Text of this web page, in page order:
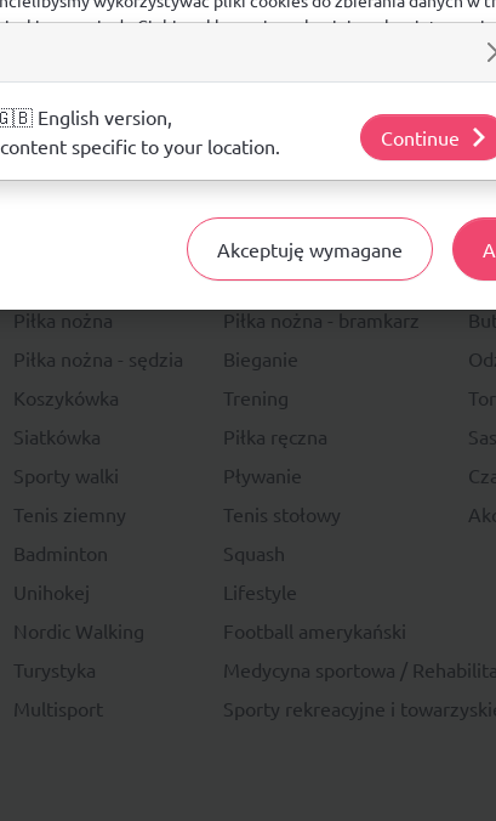
Piłka nożna
Piłka nożna - bramkarz
Piłka nożna - sędzia
Bieganie
Koszykówka
Trening
Siatkówka
Piłka ręczna
Sporty walki
Pływanie
Tenis ziemny
Tenis stołowy
Badminton
Squash
Unihokej
Lifestyle
Nordic Walking
Football amerykański
Turystyka
Medycyna sportowa /
Multisport
Sporty rekreacyjne i
kierowania do Ciebie reklam w innych miejscach w
by wyrazić zgodę lub przejdź do ustawień, by dokonać
cookie i tym, jak wykorzystujemy Twoje dane, odwiedź naszą
Akceptuję wymagane
English version,
specific to your location.
Continue